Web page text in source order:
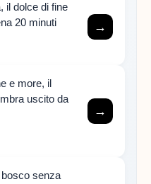
il dolce di fine
20 minuti
→
e more, il
uscito da
→
senza